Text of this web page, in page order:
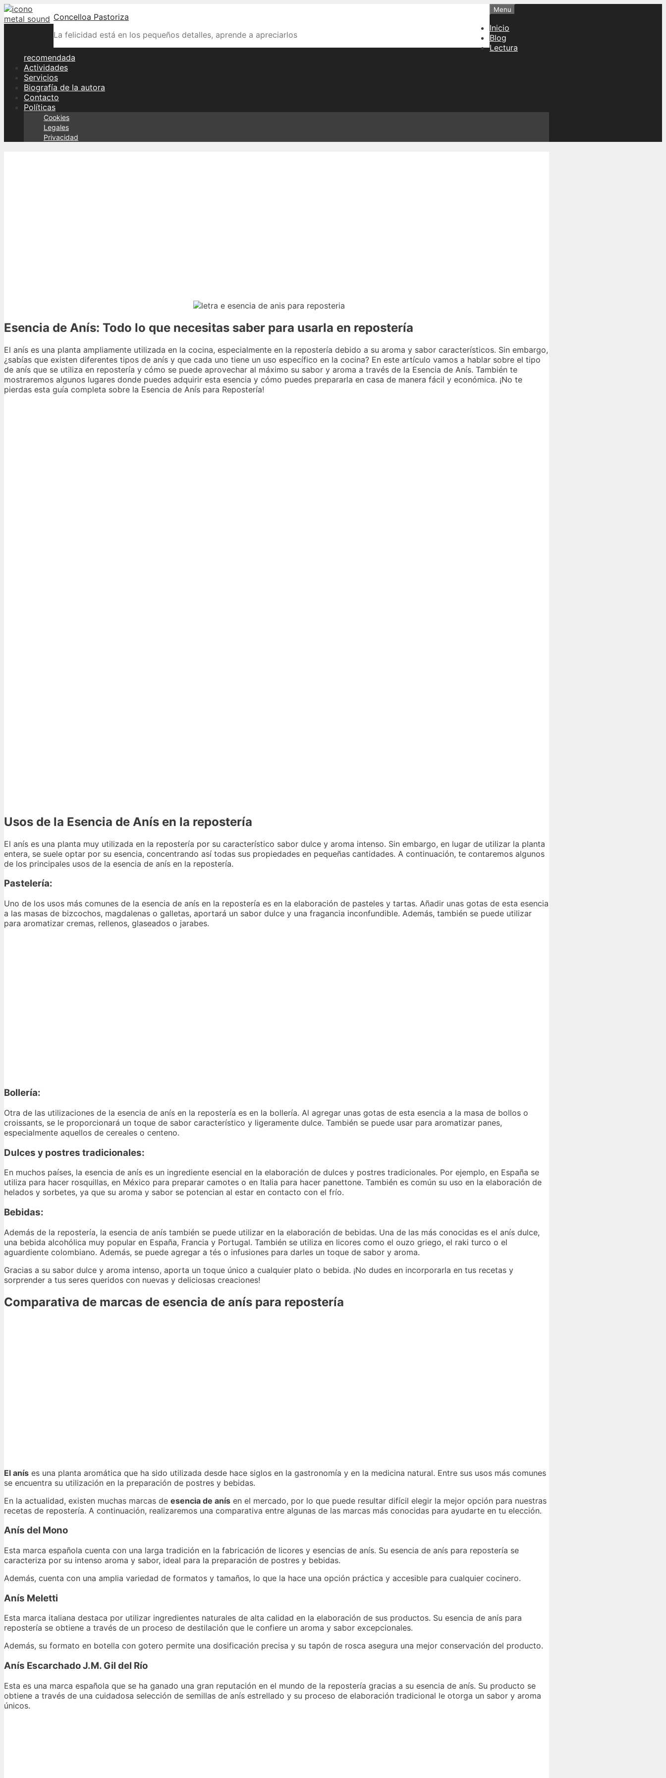
Skip
to
Concelloa Pastoriza
La felicidad está en los pequeños detalles, aprende a apreciarlos
Menu
Inicio
Blog
Lectura
recomendada
Actividades
Servicios
Biografía de la autora
Contacto
Políticas
Cookies
Legales
Privacidad
Esencia de Anís: Todo lo que necesitas saber para usarla en repostería
El anís es una planta ampliamente utilizada en la cocina, especialmente en la repostería debido a su aroma y sabor característicos. Sin embargo,
¿sabías que existen diferentes tipos de anís y que cada uno tiene un uso específico en la cocina? En este artículo vamos a hablar sobre el tipo
de anís que se utiliza en repostería y cómo se puede aprovechar al máximo su sabor y aroma a través de la Esencia de Anís. También te
mostraremos algunos lugares donde puedes adquirir esta esencia y cómo puedes prepararla en casa de manera fácil y económica. ¡No te
pierdas esta guía completa sobre la Esencia de Anís para Repostería!
Usos de la Esencia de Anís en la repostería
El anís es una planta muy utilizada en la repostería por su característico sabor dulce y aroma intenso. Sin embargo, en lugar de utilizar la planta
entera, se suele optar por su esencia, concentrando así todas sus propiedades en pequeñas cantidades. A continuación, te contaremos algunos
de los principales usos de la esencia de anís en la repostería.
Pastelería:
Uno de los usos más comunes de la esencia de anís en la repostería es en la elaboración de pasteles y tartas. Añadir unas gotas de esta esencia
a las masas de bizcochos, magdalenas o galletas, aportará un sabor dulce y una fragancia inconfundible. Además, también se puede utilizar
para aromatizar cremas, rellenos, glaseados o jarabes.
Bollería:
Otra de las utilizaciones de la esencia de anís en la repostería es en la bollería. Al agregar unas gotas de esta esencia a la masa de bollos o
croissants, se le proporcionará un toque de sabor característico y ligeramente dulce. También se puede usar para aromatizar panes,
especialmente aquellos de cereales o centeno.
Dulces y postres tradicionales:
En muchos países, la esencia de anís es un ingrediente esencial en la elaboración de dulces y postres tradicionales. Por ejemplo, en España se
utiliza para hacer rosquillas, en México para preparar camotes o en Italia para hacer panettone. También es común su uso en la elaboración de
helados y sorbetes, ya que su aroma y sabor se potencian al estar en contacto con el frío.
Bebidas:
Además de la repostería, la esencia de anís también se puede utilizar en la elaboración de bebidas. Una de las más conocidas es el anís dulce,
una bebida alcohólica muy popular en España, Francia y Portugal. También se utiliza en licores como el ouzo griego, el raki turco o el
aguardiente colombiano. Además, se puede agregar a tés o infusiones para darles un toque de sabor y aroma.
Gracias a su sabor dulce y aroma intenso, aporta un toque único a cualquier plato o bebida. ¡No dudes en incorporarla en tus recetas y
sorprender a tus seres queridos con nuevas y deliciosas creaciones!
Comparativa de marcas de esencia de anís para repostería
El anís es una planta aromática que ha sido utilizada desde hace siglos en la gastronomía y en la medicina natural. Entre sus usos más comunes
se encuentra su utilización en la preparación de postres y bebidas.
En la actualidad, existen muchas marcas de esencia de anís en el mercado, por lo que puede resultar difícil elegir la mejor opción para nuestras
recetas de repostería. A continuación, realizaremos una comparativa entre algunas de las marcas más conocidas para ayudarte en tu elección.
Anís del Mono
Esta marca española cuenta con una larga tradición en la fabricación de licores y esencias de anís. Su esencia de anís para repostería se
caracteriza por su intenso aroma y sabor, ideal para la preparación de postres y bebidas.
Además, cuenta con una amplia variedad de formatos y tamaños, lo que la hace una opción práctica y accesible para cualquier cocinero.
Anís Meletti
Esta marca italiana destaca por utilizar ingredientes naturales de alta calidad en la elaboración de sus productos. Su esencia de anís para
repostería se obtiene a través de un proceso de destilación que le confiere un aroma y sabor excepcionales.
Además, su formato en botella con gotero permite una dosificación precisa y su tapón de rosca asegura una mejor conservación del producto.
Anís Escarchado J.M. Gil del Río
Esta es una marca española que se ha ganado una gran reputación en el mundo de la repostería gracias a su esencia de anís. Su producto se
obtiene a través de una cuidadosa selección de semillas de anís estrellado y su proceso de elaboración tradicional le otorga un sabor y aroma
únicos.